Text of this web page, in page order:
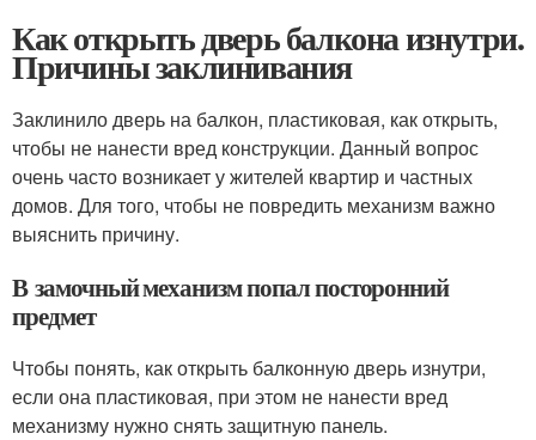
Как открыть дверь балкона изнутри.
Причины заклинивания
Заклинило дверь на балкон, пластиковая, как открыть,
чтобы не нанести вред конструкции. Данный вопрос
очень часто возникает у жителей квартир и частных
домов. Для того, чтобы не повредить механизм важно
выяснить причину.
В замочный механизм попал посторонний
предмет
Чтобы понять, как открыть балконную дверь изнутри,
если она пластиковая, при этом не нанести вред
механизму нужно снять защитную панель.